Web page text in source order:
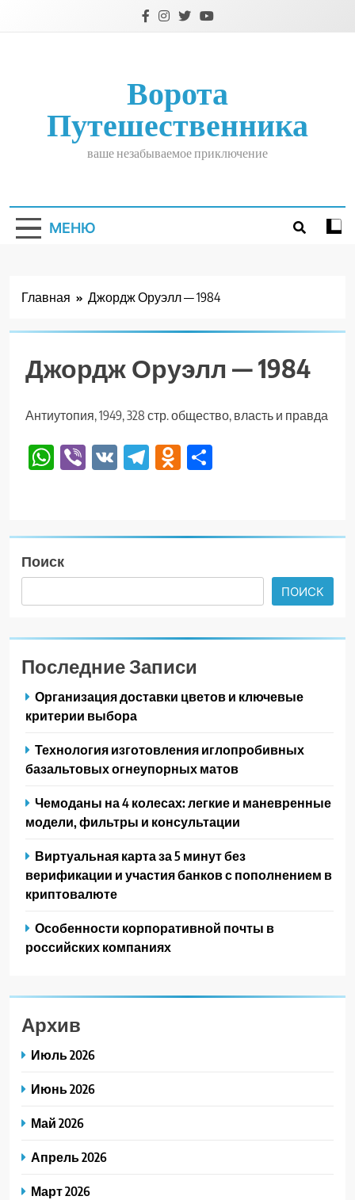
Ворота
Путешественника
ваше незабываемое приключение
МЕНЮ
Главная Джордж Оруэлл — 1984
Джордж Оруэлл — 1984
Антиутопия, 1949, 328 стр. общество, власть и правда
WhatsApp
Viber
VK TelegramOdnoklassniki
Поиск
ПОИСК
Последние Записи
Организация доставки цветов и ключевые
критерии выбора
Технология изготовления иглопробивных
базальтовых огнеупорных матов
Чемоданы на 4 колесах: легкие и маневренные
модели, фильтры и консультации
Виртуальная карта за 5 минут без
верификации и участия банков с пополнением в
криптовалюте
Особенности корпоративной почты в
российских компаниях
Архив
Июль 2026
Июнь 2026
Май 2026
Апрель 2026
Март 2026